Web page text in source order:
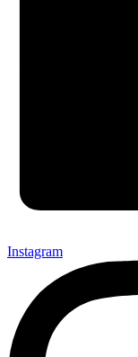
Instagram